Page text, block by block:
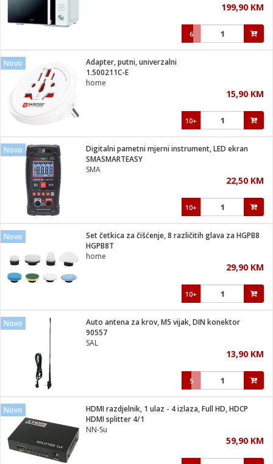
199,90 KM
6
Novo
Adapter, putni, univerzalni
1.500211C-E
home
15,90 KM
10+
Novo
Digitalni pametni mjerni instrument, LED ekran
SMASMARTEASY
SMA
22,50 KM
10+
Novo
Set četkica za čišćenje, 8 različitih glava za HGPB8
HGPB8T
home
29,90 KM
10+
Novo
Auto antena za krov, M5 vijak, DIN konektor
90557
SAL
13,90 KM
5
Novo
HDMI razdjelnik, 1 ulaz - 4 izlaza, Full HD, HDCP
HDMI splitter 4/1
NN-Su
59,90 KM